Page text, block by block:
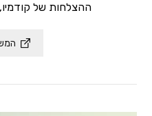
ההצלחות של